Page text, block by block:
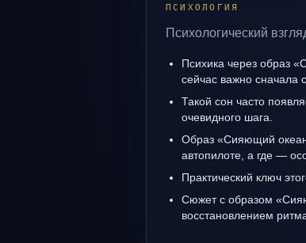
ПСИХОЛОГИЯ
Психологический
Психика через образ
сейчас важно сначала
Такой сон часто
очевидного шага.
Образ «Сияющий
автопилоте, а где —
Практический ключ
Сюжет с образом
восстановлением